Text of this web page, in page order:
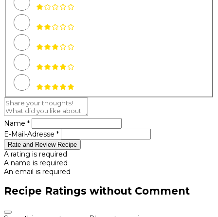
Name *
E-Mail-Adresse *
Rate and Review Recipe
A rating is required
A name is required
An email is required
Recipe Ratings without Comment